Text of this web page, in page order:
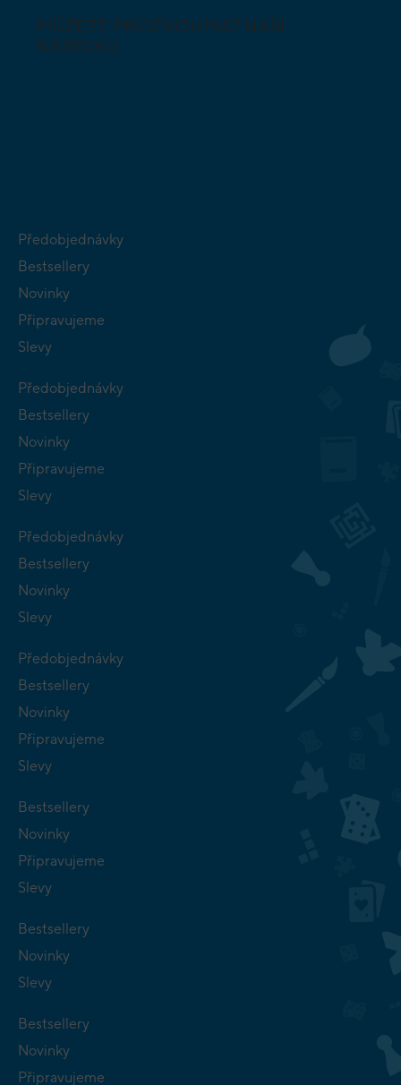
MŮŽETE PROZKOUMAT NAŠI
NABÍDKU
Předobjednávky
Bestsellery
Novinky
Připravujeme
Slevy
Předobjednávky
Bestsellery
Novinky
Připravujeme
Slevy
Předobjednávky
Bestsellery
Novinky
Slevy
Předobjednávky
Bestsellery
Novinky
Připravujeme
Slevy
Bestsellery
Novinky
Připravujeme
Slevy
Bestsellery
Novinky
Slevy
Bestsellery
Novinky
Připravujeme